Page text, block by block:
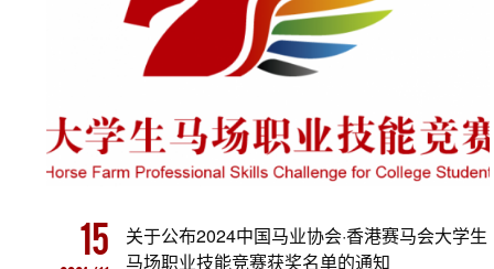
15
关于公布2024中国马业协会·香港赛马会大学生
马场职业技能竞赛获奖名单的通知